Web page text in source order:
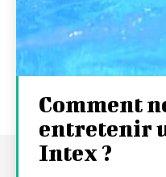
Comment
entretenir
Intex ?